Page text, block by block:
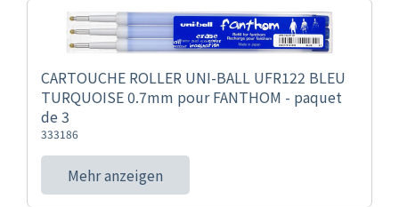
CARTOUCHE ROLLER UNI-BALL UFR122 BLEU
TURQUOISE 0.7mm pour FANTHOM - paquet
de 3
333186
Mehr anzeigen